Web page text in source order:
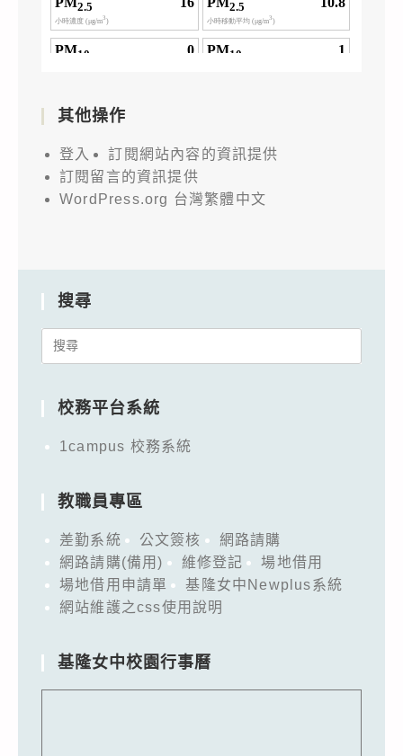
其他操作
登入
訂閱網站內容的資訊提供
訂閱留言的資訊提供
WordPress.org 台灣繁體中文
搜尋
Search
校務平台系統
1campus 校務系統
教職員專區
差勤系統 公文簽核
網路請購
網路請購(備用)
維修登記
場地借用
場地借用申請單
基隆女中Newplus系統
網站維護之css使用說明
基隆女中校園行事曆